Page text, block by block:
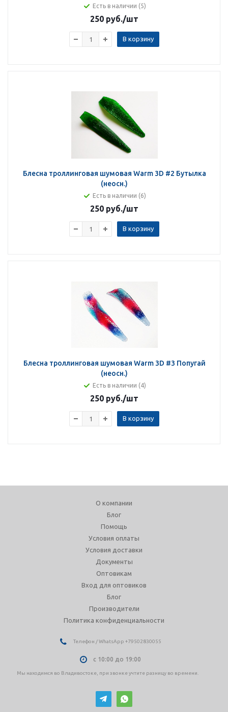
Есть в наличии (5)
250 руб./шт
В корзину
Блесна троллинговая шумовая Warm 3D #2 Бутылка
(неосн.)
Есть в наличии (6)
250 руб./шт
В корзину
Блесна троллинговая шумовая Warm 3D #3 Попугай
(неосн.)
Есть в наличии (4)
250 руб./шт
В корзину
О компании
Блог
Помощь
Условия оплаты
Условия доставки
Документы
Оптовикам
Вход для оптовиков
Блог
Производители
Политика конфиденциальности
Телефон / WhatsApp +79502830055
с 10:00 до 19:00
Мы находимся во Владивостоке, при звонке учтите разницу во времени.